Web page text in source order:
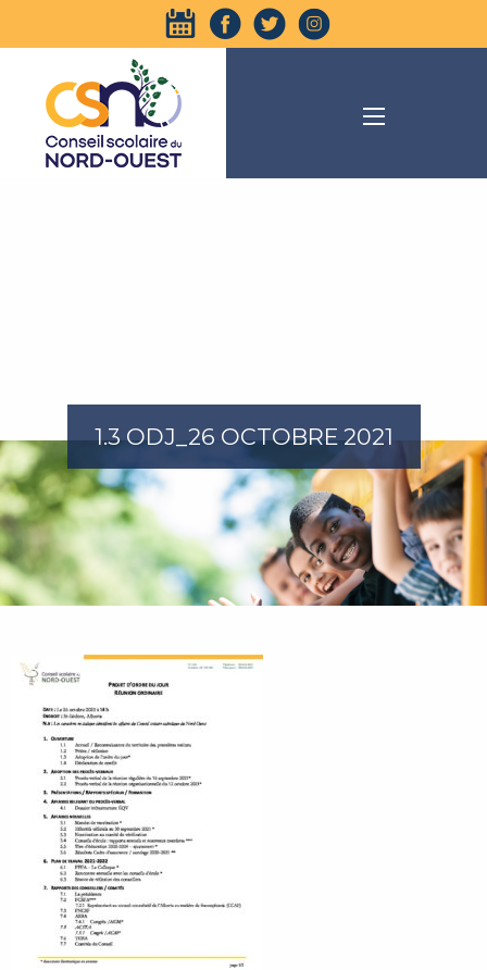
1.3 ODJ_26 OCTOBRE 2021